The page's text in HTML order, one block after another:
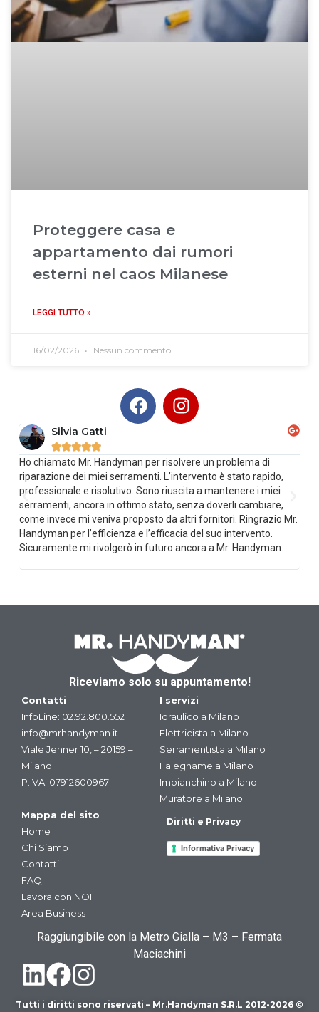
Proteggere casa e
appartamento dai rumori
esterni nel caos Milanese
LEGGI TUTTO »
16/02/2026 Nessun commento
Silvia Gatti

Ho chiamato Mr. Handyman per risolvere un problema di
riparazione dei miei serramenti. L’intervento è stato rapido,
professionale e risolutivo. Sono riuscita a mantenere i miei
serramenti, ancora in ottimo stato, senza doverli cambiare,
come invece mi veniva proposto da altri fornitori. Ringrazio Mr.
Handyman per l’efficienza e l’efficacia del suo intervento.
Sicuramente mi rivolgerò in futuro ancora a Mr. Handyman.
Riceviamo solo su appuntamento!
Contatti
InfoLine: 02.92.800.552
info@mrhandyman.it
Viale Jenner 10, – 20159 –
Milano
P.IVA: 07912600967
I servizi
Idraulico a Milano
Elettricista a Milano
Serramentista a Milano
Falegname a Milano
Imbianchino a Milano
Muratore a Milano
Mappa del sito
Home
Chi Siamo
Contatti
FAQ
Lavora con NOI
Area Business
Diritti e Privacy
Informativa Privacy
Raggiungibile con la Metro Gialla – M3 – Fermata
Maciachini
Tutti i diritti sono riservati – Mr.Handyman S.R.L 2012-2026 ©